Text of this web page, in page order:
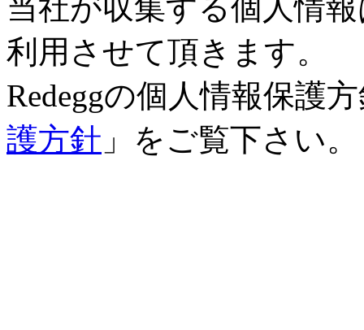
当社が収集する個人情
利用させて頂きます。
Redeggの個人情報保護
護方針 」をご覧下さい。